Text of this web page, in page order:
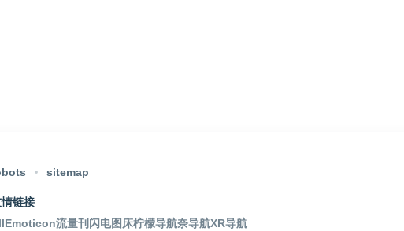
sitemap
链接
流量刊 闪电图床柠檬导航奈导航XR导航